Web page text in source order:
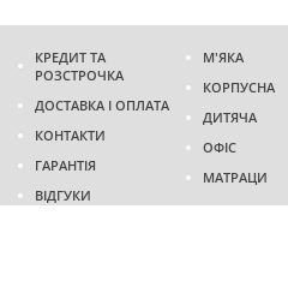
КРЕДИТ ТА
РОЗСТРОЧКА
ДОСТАВКА І ОПЛАТА
КОНТАКТИ
ГАРАНТІЯ
ВІДГУКИ
М'ЯКА
КОРПУСНА
ДИТЯЧА
ОФІС
МАТРАЦИ